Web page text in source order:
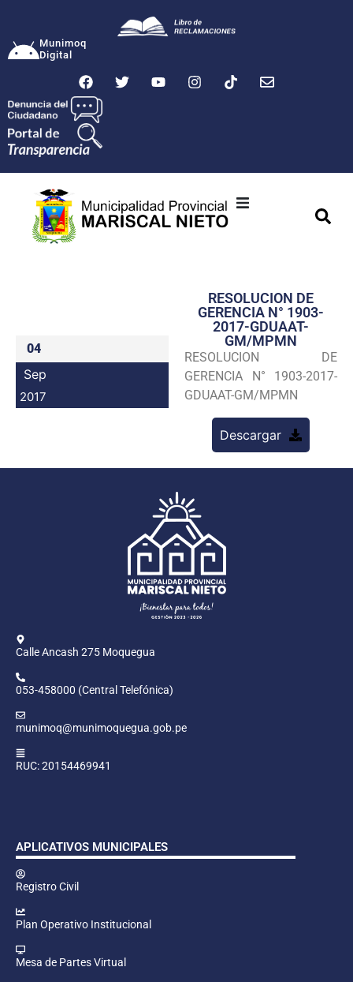
Munimoq
Digital
Transparencia
Seguridad
Programas
04
Sep
2017
RESOLUCION DE
GERENCIA N° 1903-
2017-GDUAAT-
GM/MPMN
RESOLUCION DE
GERENCIA N° 1903-2017-
GDUAAT-GM/MPMN
Descargar
Calle Ancash 275 Moquegua
053-458000 (Central Telefónica)
munimoq@munimoquegua.gob.pe
RUC: 20154469941
APLICATIVOS MUNICIPALES
Registro Civil
Plan Operativo Institucional
Mesa de Partes Virtual